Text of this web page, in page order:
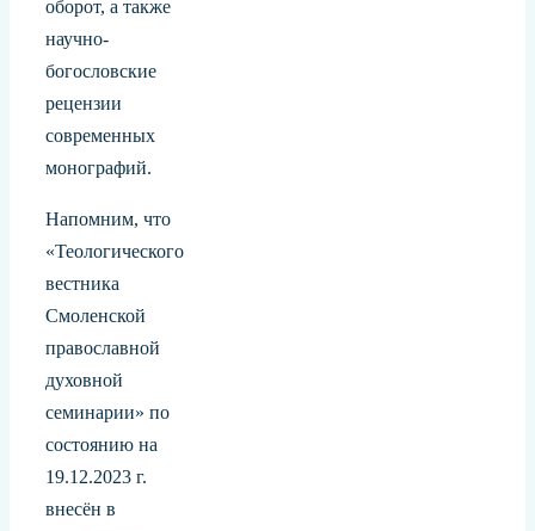
оборот, а также
научно-
богословские
рецензии
современных
монографий.
Напомним, что
«Теологического
вестника
Смоленской
православной
духовной
семинарии» по
состоянию на
19.12.2023 г.
внесён в